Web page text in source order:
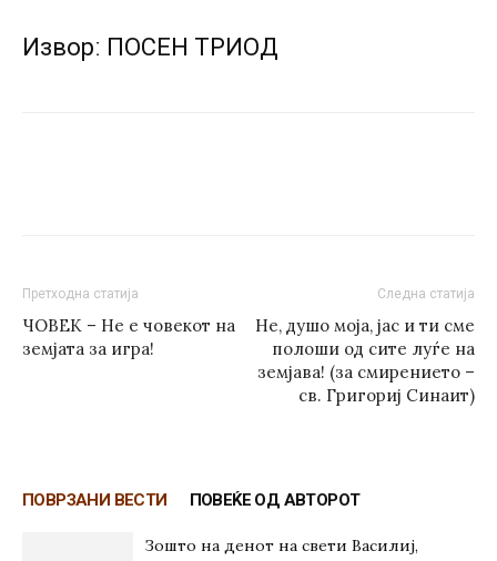
Изворː ПОСЕН ТРИОД
Претходна статија
ЧОВЕК – He e човекот на
земјата за игра!
Следна статија
Не, душо моја, јас и ти сме
полоши од сите луѓе на
земјава! (за смирението –
св. Григориј Синаит)
ПОВРЗАНИ ВЕСТИ ПОВЕЌЕ ОД АВТОРОТ
Зошто на денот на свети Василиј,